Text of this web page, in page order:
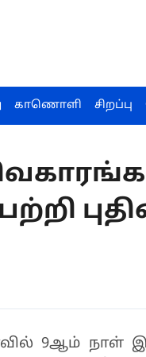
காணொளி சிறப்பு
9ஆம் நாள்